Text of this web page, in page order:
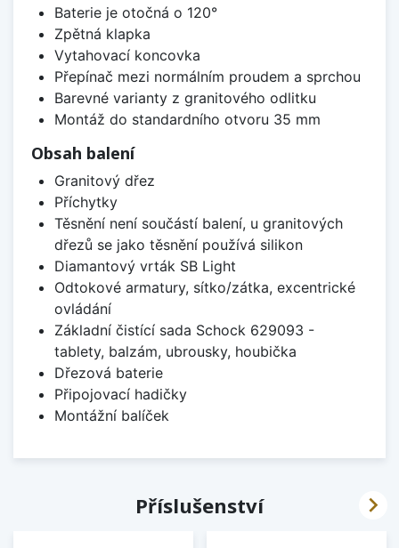
Baterie je otočná o 120°
Zpětná klapka
Vytahovací koncovka
Přepínač mezi normálním proudem a sprchou
Barevné varianty z granitového odlitku
Montáž do standardního otvoru 35 mm
Obsah balení
Granitový dřez
Příchytky
Těsnění není součástí balení, u granitových
dřezů se jako těsnění používá silikon
Diamantový vrták SB Light
Odtokové armatury, sítko/zátka, excentrické
ovládání
Základní čistící sada Schock 629093 -
tablety, balzám, ubrousky, houbička
Dřezová baterie
Připojovací hadičky
Montážní balíček
Příslušenství 